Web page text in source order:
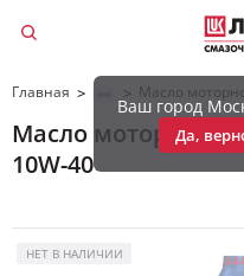
Ваш город
Да,
Главная > > Масло
Масло моторное
10W-40
НЕТ В НАЛИЧИИ